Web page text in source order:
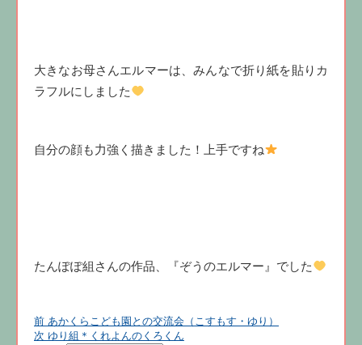
大きなお母さんエルマーは、みんなで折り紙を貼りカ
ラフルにしました
自分の顔も力強く描きました！上手ですね
たんぽぽ組さんの作品、『ぞうのエルマー』でした
投
前 前
の
あかくらこども園との交流会（こすもす・ゆり）
次 次
ゆり組＊くれよんのくろくん